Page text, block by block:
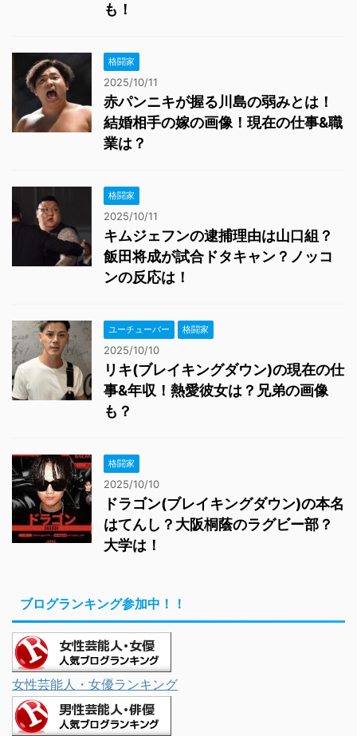
も！
格闘家
2025/10/11
赤パンニキが握る川島の弱みとは！
結婚相手の嫁の画像！現在の仕事&職
業は？
格闘家
2025/10/11
キムジェフンの逮捕理由は山口組？
飯田将成が試合ドタキャン？ノッコ
ンの反応は！
ユーチューバー 格闘家
2025/10/10
リキ(ブレイキングダウン)の現在の仕
事&年収！熱愛彼女は？兄弟の画像
も？
格闘家
2025/10/10
ドラゴン(ブレイキングダウン)の本名
はてんし？大阪桐蔭のラグビー部？
大学は！
ブログランキング参加中！！
女性芸能人・女優ランキング